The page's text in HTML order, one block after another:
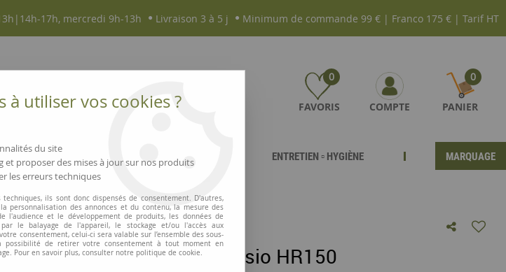
17h, mercredi 9h-13h Livraison 3 à 5 j Minimum de commande 99 € | Franco 175 € | Tarif HT
0
FAVORIS COMPTE
0
PANIER
MAGASINS ▫ COMMERCES ENTRETIEN ▫ HYGIÈNE MARQUAGE
Casio
Adaptateur secteur Casio HR150
à utiliser vos cookies ?
du site
et proposer des mises à jour sur nos produits
les erreurs techniques
ils sont donc dispensés de consentement. D'autres,
personnalisation des annonces et du contenu, la mesure des
l'audience et le développement de produits, les données de
le balayage de l'appareil, le stockage et/ou l'accès aux
consentement, celui-ci sera valable sur l’ensemble des sous-
possibilité de retirer votre consentement à tout moment en
Pour en savoir plus, consulter notre politique de cookie.